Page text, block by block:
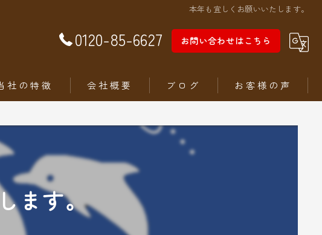
本年も宜しくお願いいたします。
0120-85-6627 お問い合わせはこちら
社の特徴
工事
根
回りリフォーム
会社概要 ブログ お客様の声
ます。